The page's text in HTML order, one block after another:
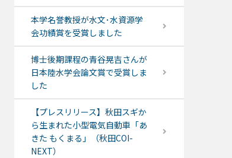
本学名誉教授が水文･水資源学
会功績賞を受賞しました
博士後期課程の青谷晃吉さんが
日本陸水学会論文賞で受賞しま
した
【プレスリリース】秋田スギか
ら生まれた小型電気自動車「あ
きた もくまる」（秋田COI-
NEXT）